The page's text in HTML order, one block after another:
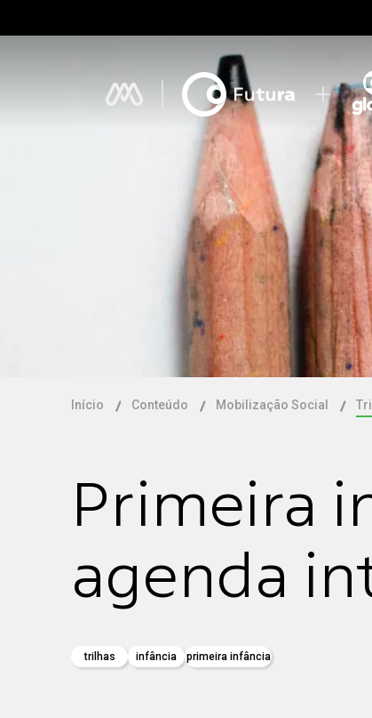
Início Conteúdo Mobilização Social
Primeira
agenda
trilhas infância primeira infância